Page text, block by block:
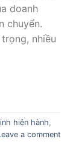
doanh
chuyển.
nhiều
hiện hành,
a comment